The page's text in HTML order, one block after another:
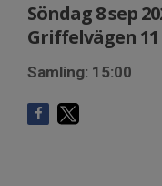
Söndag 8 sep
Griffelvägen
Samling: 15:00